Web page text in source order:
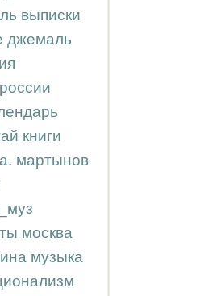
выписки
джемаль
книги
мартынов
москва
музыка